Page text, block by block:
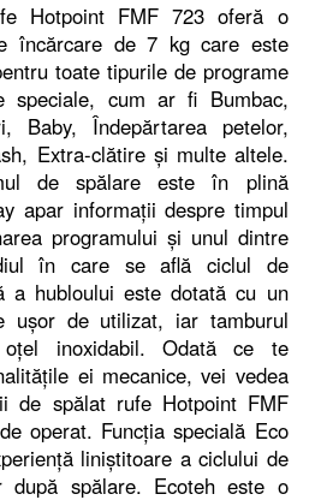
Hotpoint FMF 723 oferă o
încărcare de 7 kg care este
toate tipurile de programe
speciale, cum ar fi Bumbac,
Baby, Îndepărtarea petelor,
Extra-clătire şi multe altele.
de spălare este în plină
apar informaţii despre timpul
programului şi unul dintre
în care se află ciclul de
a hubloului este dotată cu un
uşor de utilizat, iar tamburul
inoxidabil. Odată ce te
ei mecanice, vei vedea
de spălat rufe Hotpoint FMF
operat. Funcţia specială Eco
liniştitoare a ciclului de
după spălare. Ecoteh este o